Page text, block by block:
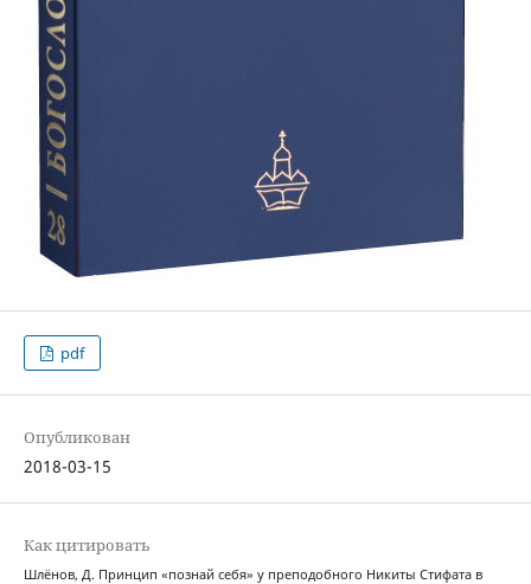
pdf
Опубликован
2018-03-15
Как цитировать
Шлёнов, Д. Принцип «познай себя» у преподобного Никиты Стифата в